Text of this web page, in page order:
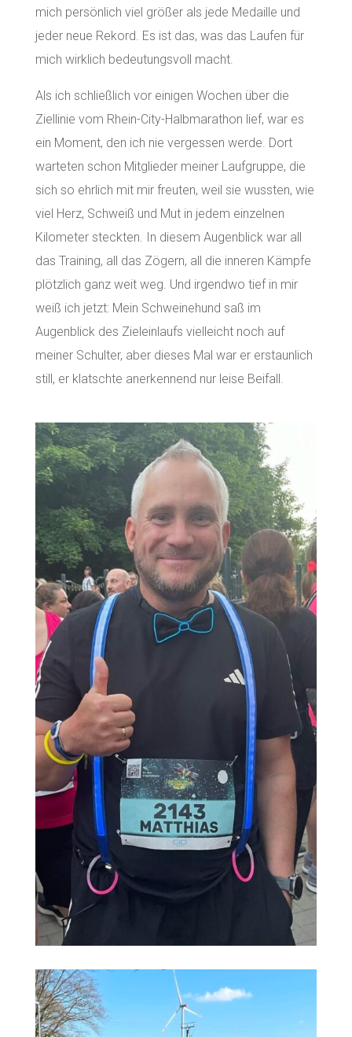
mich persönlich viel größer als jede Medaille und
jeder neue Rekord. Es ist das, was das Laufen für
mich wirklich bedeutungsvoll macht.
Als ich schließlich vor einigen Wochen über die
Ziellinie vom Rhein-City-Halbmarathon lief, war es
ein Moment, den ich nie vergessen werde. Dort
warteten schon Mitglieder meiner Laufgruppe, die
sich so ehrlich mit mir freuten, weil sie wussten, wie
viel Herz, Schweiß und Mut in jedem einzelnen
Kilometer steckten. In diesem Augenblick war all
das Training, all das Zögern, all die inneren Kämpfe
plötzlich ganz weit weg. Und irgendwo tief in mir
weiß ich jetzt: Mein Schweinehund saß im
Augenblick des Zieleinlaufs vielleicht noch auf
meiner Schulter, aber dieses Mal war er erstaunlich
still, er klatschte anerkennend nur leise Beifall.